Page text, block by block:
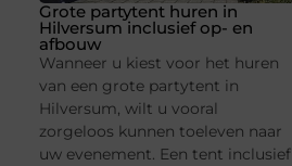
Grote partytent huren in
Hilversum inclusief op- en
afbouw
Wanneer u kiest voor het huren
van een grote partytent in
Hilversum, wilt u vooral
zorgeloos kunnen toeleven naar
uw evenement. Een tent inclusief